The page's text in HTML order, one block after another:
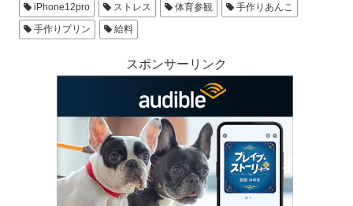
iPhone12pro ストレス 体育参観
手作りあんこ
手作りプリン
給料
スポンサーリンク